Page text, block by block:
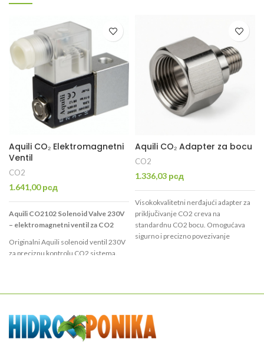
Aquili CO₂ Elektromagnetni
Ventil
CO2
1.641,00рсд
Aquili CO2102 Solenoid Valve 230V
– elektromagnetni ventil za CO2
Originalni Aquili solenoid ventil 230V
za preciznu kontrolu CO2 sistema.
Aquili CO₂ Adapter za bocu
CO2
1.336,03 рсд
Visokokvalitetni nerđajući adapter za
priključivanje CO2 creva na
standardnu CO2 bocu. Omogućava
sigurno i precizno povezivanje